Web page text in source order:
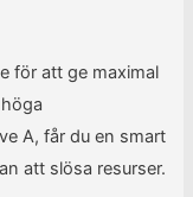
för att ge maximal
A, får du en smart
att slösa resurser.